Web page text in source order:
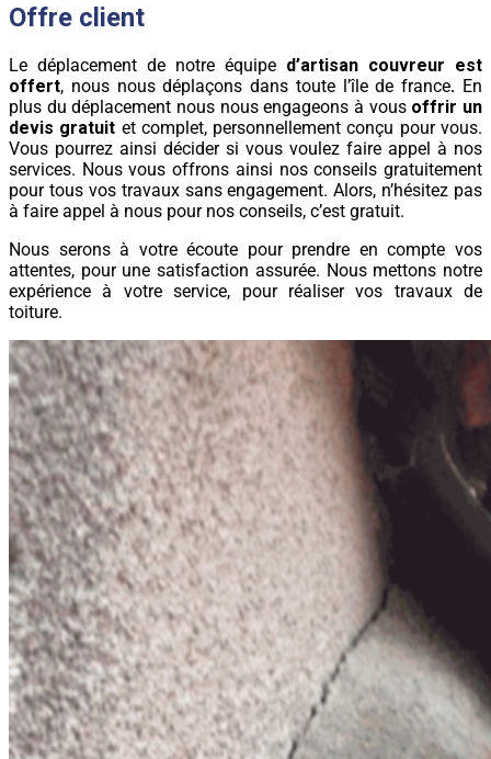
Offre client
Le déplacement de notre équipe d’artisan couvreur est
offert, nous nous déplaçons dans toute l’île de france. En
plus du déplacement nous nous engageons à vous offrir un
devis gratuit et complet, personnellement conçu pour vous.
Vous pourrez ainsi décider si vous voulez faire appel à nos
services. Nous vous offrons ainsi nos conseils gratuitement
pour tous vos travaux sans engagement. Alors, n’hésitez pas
à faire appel à nous pour nos conseils, c’est gratuit.
Nous serons à votre écoute pour prendre en compte vos
attentes, pour une satisfaction assurée. Nous mettons notre
expérience à votre service, pour réaliser vos travaux de
toiture.